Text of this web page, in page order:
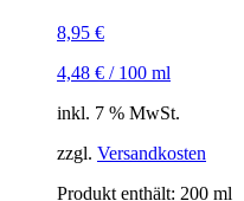
8,95 €
4,48 € / 100 ml
inkl. 7 % MwSt.
zzgl. Versandkosten
Produkt enthält: 200 ml